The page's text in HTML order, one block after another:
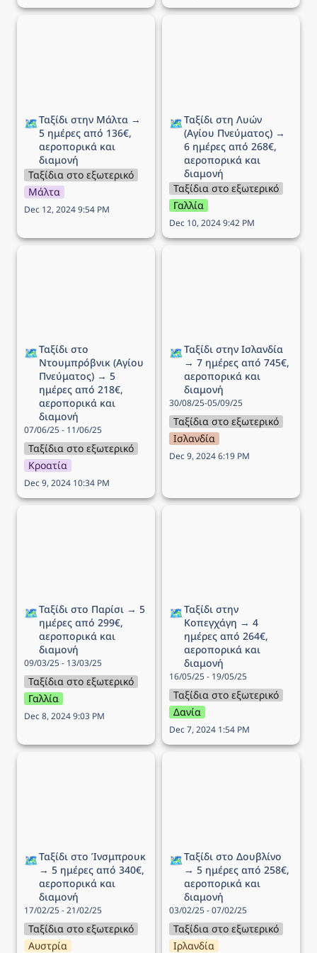
🗺️Ταξίδι στην Μάλτα →
5 ημέρες από 136€,
αεροπορικά και
διαμονή
Ταξίδια στο εξωτερικό
Μάλτα
Dec 12, 2024 9:54 PM
🗺️Ταξίδι στη Λυών
(Αγίου Πνεύματος) →
6 ημέρες από 268€,
αεροπορικά και
διαμονή
Ταξίδια στο εξωτερικό
Γαλλία
Dec 10, 2024 9:42 PM
🗺️Ταξίδι στο
Ντουμπρόβνικ (Αγίου
Πνεύματος) → 5
ημέρες από 218€,
αεροπορικά και
διαμονή
07/06/25 - 11/06/25
Ταξίδια στο εξωτερικό
Κροατία
Dec 9, 2024 10:34 PM
🗺️Ταξίδι στην Ισλανδία
→ 7 ημέρες από 745€,
αεροπορικά και
διαμονή
30/08/25-05/09/25
Ταξίδια στο εξωτερικό
Ισλανδία
Dec 9, 2024 6:19 PM
🗺️Ταξίδι στο Παρίσι → 5
ημέρες από 299€,
αεροπορικά και
διαμονή
09/03/25 - 13/03/25
Ταξίδια στο εξωτερικό
Γαλλία
Dec 8, 2024 9:03 PM
🗺️Ταξίδι στην
Κοπεγχάγη → 4
ημέρες από 264€,
αεροπορικά και
διαμονή
16/05/25 - 19/05/25
Ταξίδια στο εξωτερικό
Δανία
Dec 7, 2024 1:54 PM
🗺️Ταξίδι στo Ίνσμπρουκ
→ 5 ημέρες από 340€,
αεροπορικά και
διαμονή
17/02/25 - 21/02/25
Ταξίδια στο εξωτερικό
Αυστρία
🗺️Ταξίδι στο Δουβλίνο
→ 5 ημέρες από 258€,
αεροπορικά και
διαμονή
03/02/25 - 07/02/25
Ταξίδια στο εξωτερικό
Ιρλανδία